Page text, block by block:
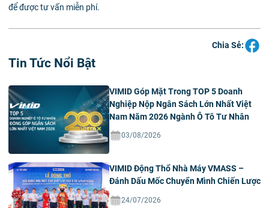
để được tư vấn miễn phí.
Chia Sẻ:
Tin Tức Nổi Bật
VIMID Góp Mặt Trong TOP 5 Doanh
Nghiệp Nộp Ngân Sách Lớn Nhất Việt
Nam Năm 2026 Ngành Ô Tô Tư Nhân
03/08/2026
VIMID Động Thổ Nhà Máy VMASS –
Đánh Dấu Mốc Chuyển Mình Chiến Lược
24/07/2026